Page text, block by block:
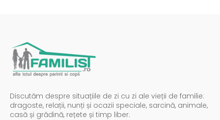
Discutăm despre situațiile de zi cu zi ale vieții de familie:
dragoste, relații, nunți și ocazii speciale, sarcină, animale,
casă și grădină, rețete și timp liber.